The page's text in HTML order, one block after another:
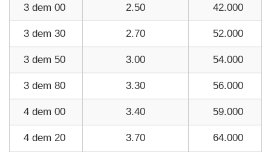
3 dem 00 2.50 42.000
3 dem 30 2.70 52.000
3 dem 50 3.00 54.000
3 dem 80 3.30 56.000
4 dem 00 3.40 59.000
4 dem 20 3.70 64.000